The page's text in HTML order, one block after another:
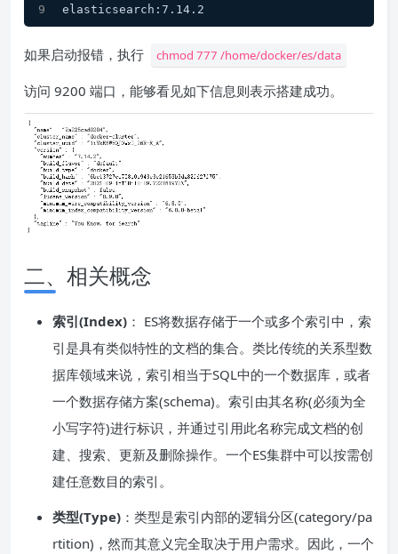
elasticsearch:7.14.2
如果启动报错，执行 chmod 777 /home/docker/es/data
访问 9200 端口，能够看见如下信息则表示搭建成功。
二、相关概念
索引(Index) ： ES将数据存储于一个或多个索引中，索
引是具有类似特性的文档的集合。类比传统的关系型数
据库领域来说，索引相当于SQL中的一个数据库，或者
一个数据存储方案(schema)。索引由其名称(必须为全
小写字符)进行标识，并通过引用此名称完成文档的创
建、搜索、更新及删除操作。一个ES集群中可以按需创
建任意数目的索引。
类型(Type) ：类型是索引内部的逻辑分区(category/pa
rtition)，然而其意义完全取决于用户需求。因此，一个